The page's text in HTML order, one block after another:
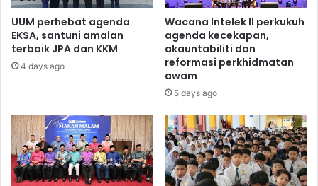
UUM perhebat agenda
EKSA, santuni amalan
terbaik JPA dan KKM
4 days ago
Wacana Intelek II perkukuh
agenda kecekapan,
akauntabiliti dan
reformasi perkhidmatan
awam
5 days ago